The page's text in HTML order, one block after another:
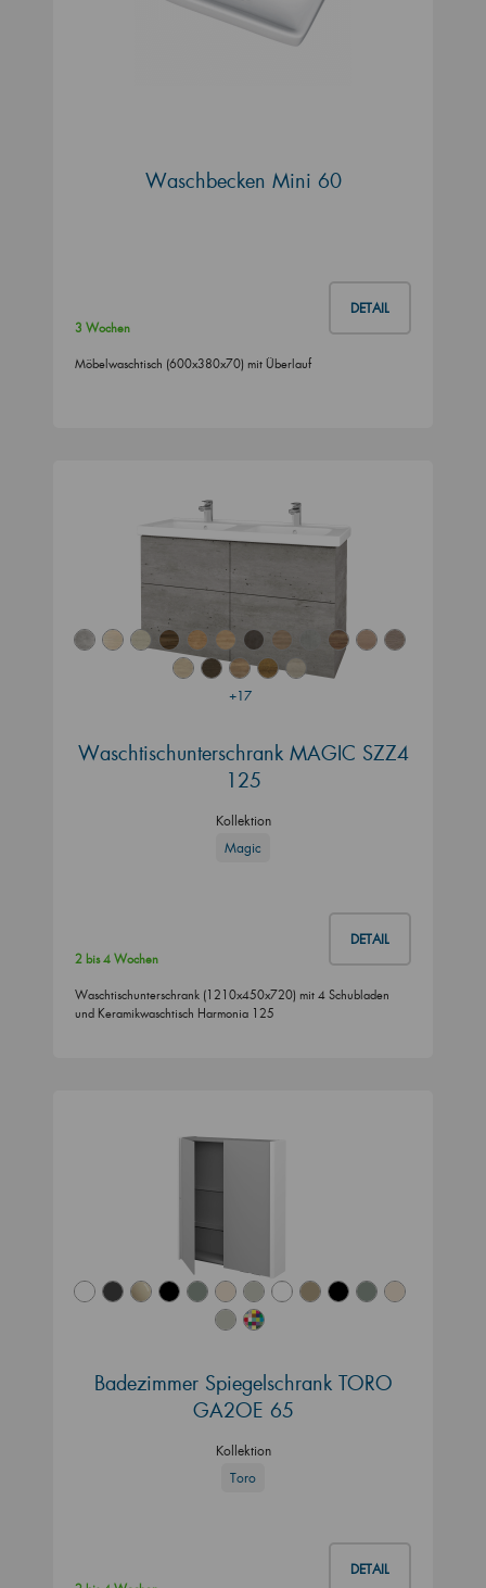
Waschbecken Mini 60
DETAIL
3 Wochen
Möbelwaschtisch (600x380x70) mit Überlauf
+17
Waschtischunterschrank MAGIC SZZ4
125
Kollektion
Magic
DETAIL
2 bis 4 Wochen
Waschtischunterschrank (1210x450x720) mit 4 Schubladen
und Keramikwaschtisch Harmonia 125
Badezimmer Spiegelschrank TORO
GA2OE 65
Kollektion
Toro
DETAIL